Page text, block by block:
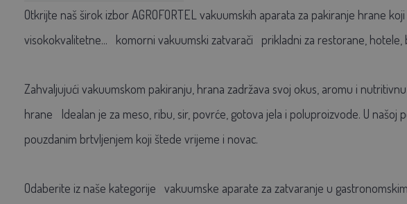
Otkrijte naš širok izbor AGROFORTEL vakuumskih aparata za pakiranje hrane
visokokvalitetne...
komorni vakuumski zatvarači prikladni za restorane,
Zahvaljujući vakuumskom pakiranju, hrana zadržava svoj okus, aromu i
hrane
Idealan je za meso, ribu, sir, povrće, gotova jela i poluproizvode. U
pouzdanim brtvljenjem koji štede vrijeme i novac.
Odaberite iz naše kategorije vakuumske aparate za zatvaranje u